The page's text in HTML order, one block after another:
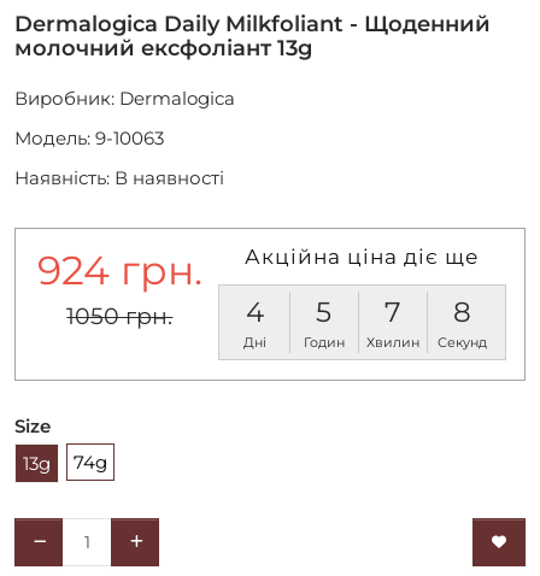
Dermalogica Daily Milkfoliant - Щоденний
молочний ексфоліант 13g
Виробник: Dermalogica
Модель: 9-10063
Наявність: В наявності
924 грн.
1050 грн.
Акційна ціна діє ще
4
Дні
5
Годин
7
Хвилин
8
Секунд
Size
13g
74g